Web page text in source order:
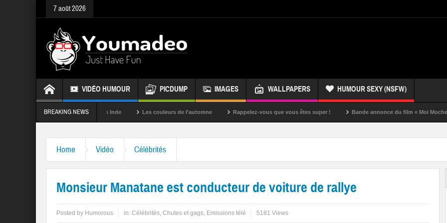
7 août 2026
VIDÉO HUMOUR PICDUMP IMAGES WALLPAPERS HUMOUR SEXY (NSFW)
BREAKING NEWS
La fête des couleurs en Inde Les couleurs de l’automne Rappelez-vous que vous êtes super ! Bande annonce du film « Moi Moche et
Home Vidéo Célébrités
Monsieur Manatane est conducteur de voiture de rallye
Posted by Humorous in: Célébrités, Chutes et gags, Emissions télé 5181 Views